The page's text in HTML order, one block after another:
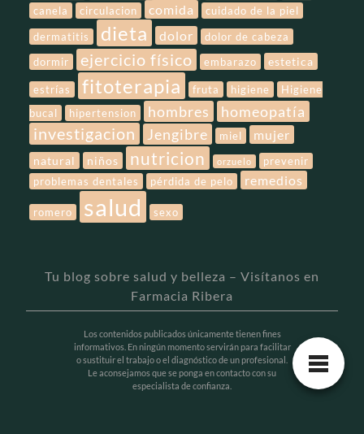
canela
circulacion comida
cuidado de la piel
dermatitis
dieta dolor
dolor de cabeza
dormir
ejercicio físico embarazo estetica
estrías fitoterapia fruta higiene
Higiene
bucal
hipertension hombres homeopatía
investigacion Jengibre miel mujer
natural niños nutricion orzuelo
prevenir
problemas dentales
pérdida de pelo remedios
romero salud sexo
Tu blog sobre salud y belleza – Visítanos en
Farmacia Ribera
Los contenidos publicados únicamente tienen fines
informativos. En ningún momento servirán para facilitar
o sustituir el trabajo o el diagnóstico de un profesional.
Le aconsejamos que se ponga en contacto con su
especialista de confianza.